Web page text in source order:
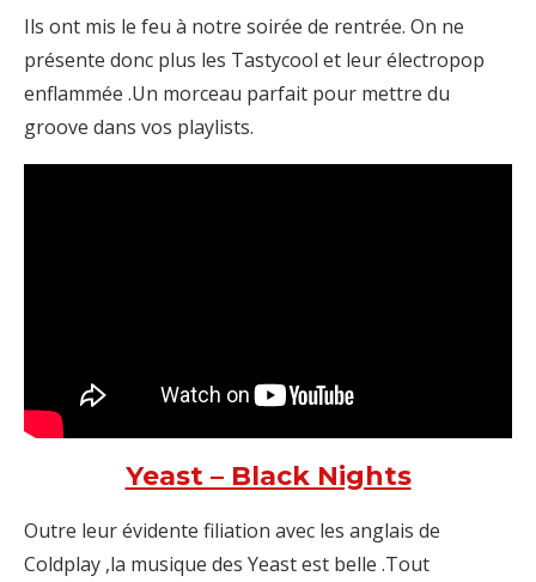
Ils ont mis le feu à notre soirée de rentrée. On ne
présente donc plus les Tastycool et leur électropop
enflammée .Un morceau parfait pour mettre du
groove dans vos playlists.
Yeast – Black Nights
Outre leur évidente filiation avec les anglais de
Coldplay ,la musique des Yeast est belle .Tout